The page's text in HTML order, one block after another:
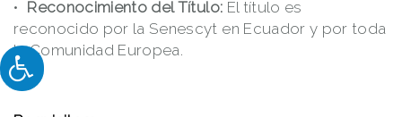
Reconocimiento del Título: El título es
reconocido por la Senescyt en Ecuador y por toda
la Comunidad Europea.